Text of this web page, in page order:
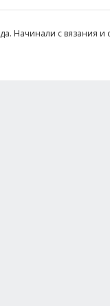
Начинали с вязания